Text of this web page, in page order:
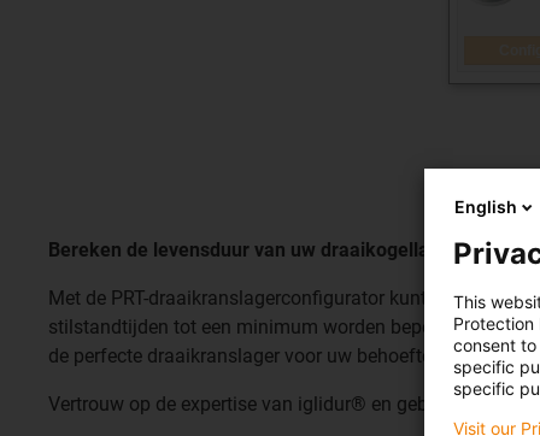
Bereken de levensduur van uw draaikogellager in
Met de PRT-draaikranslagerconfigurator kunt u de
stilstandtijden tot een minimum worden beperkt. Of u nu
de perfecte draaikranslager voor uw behoeften te vinden.
Vertrouw op de expertise van iglidur® en gebruik onze
English
This
Protection
consent
specific
specific
Visit our